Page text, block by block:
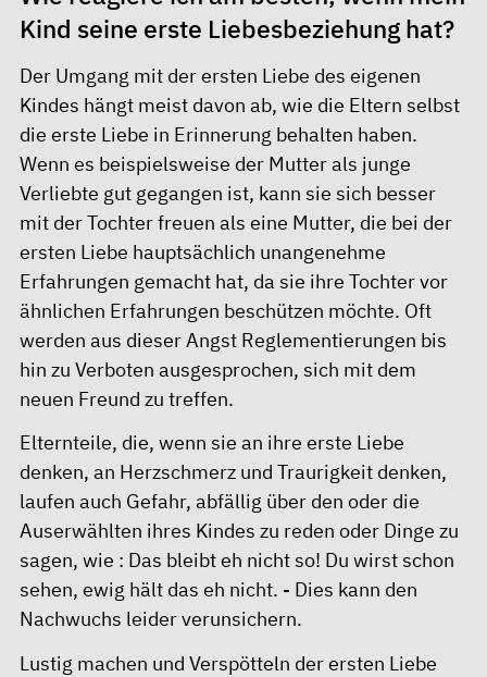
Kind seine erste Liebesbeziehung hat?
Der Umgang mit der ersten Liebe des eigenen
Kindes hängt meist davon ab, wie die Eltern selbst
die erste Liebe in Erinnerung behalten haben.
Wenn es beispielsweise der Mutter als junge
Verliebte gut gegangen ist, kann sie sich besser
mit der Tochter freuen als eine Mutter, die bei der
ersten Liebe hauptsächlich unangenehme
Erfahrungen gemacht hat, da sie ihre Tochter vor
ähnlichen Erfahrungen beschützen möchte. Oft
werden aus dieser Angst Reglementierungen bis
hin zu Verboten ausgesprochen, sich mit dem
neuen Freund zu treffen.
Elternteile, die, wenn sie an ihre erste Liebe
denken, an Herzschmerz und Traurigkeit denken,
laufen auch Gefahr, abfällig über den oder die
Auserwählten ihres Kindes zu reden oder Dinge zu
sagen, wie : Das bleibt eh nicht so! Du wirst schon
sehen, ewig hält das eh nicht. - Dies kann den
Nachwuchs leider verunsichern.
Lustig machen und Verspötteln der ersten Liebe